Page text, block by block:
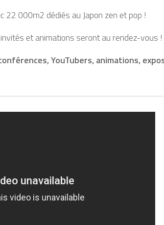
22 000m2 dédiés au Japon zen et pop !
et animations seront au rendez-vous !
YouTubers, animations,